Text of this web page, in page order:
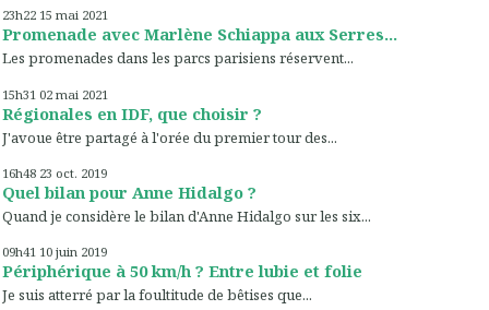
23h22 15 mai 2021
Promenade avec Marlène Schiappa aux Serres...
Les promenades dans les parcs parisiens réservent...
15h31 02 mai 2021
Régionales en IDF, que choisir ?
J'avoue être partagé à l'orée du premier tour des...
16h48 23 oct. 2019
Quel bilan pour Anne Hidalgo ?
Quand je considère le bilan d'Anne Hidalgo sur les six...
09h41 10 juin 2019
Périphérique à 50 km/h ? Entre lubie et folie
Je suis atterré par la foultitude de bêtises que...